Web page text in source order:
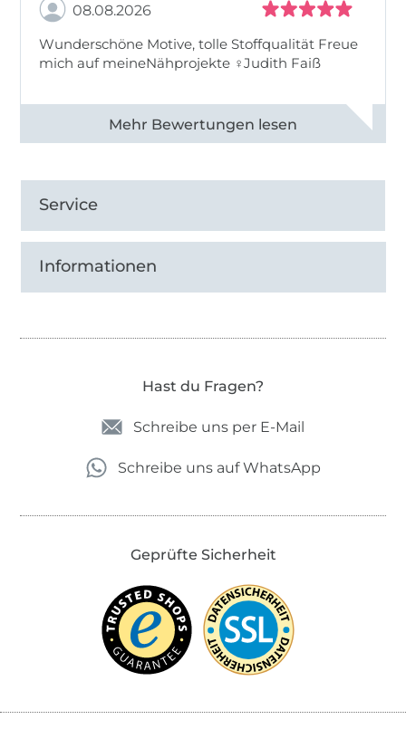
08.08.2026
Wunderschöne Motive, tolle Stoffqualität Freue
mich auf meineNähprojekte ♀Judith Faiß
Alle 82990 Bewertungen ansehen
Service
Informationen
Hast du Fragen?
Schreibe uns per E-Mail
Schreibe uns auf WhatsApp
Geprüfte Sicherheit